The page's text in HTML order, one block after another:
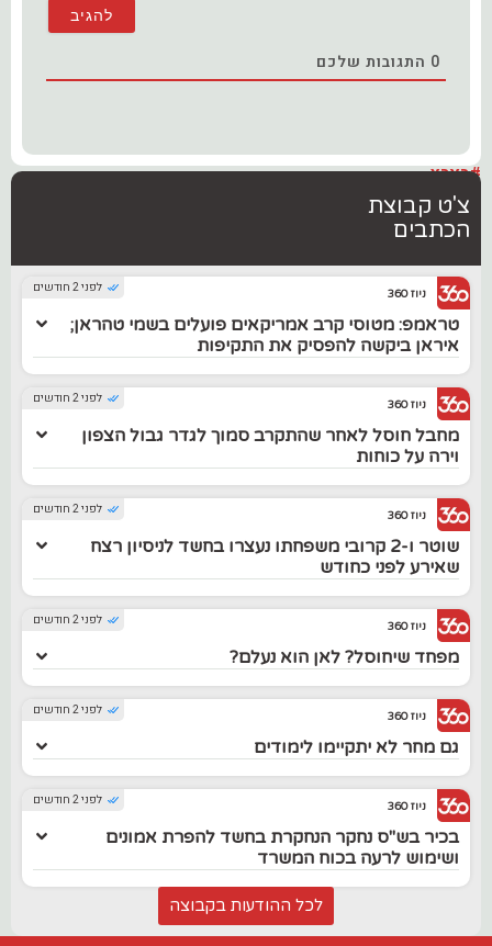
0 התגובות שלכם
#בארץ
צ'ט קבוצת
הכתבים
לפני 2 חודשים ניוז 360
טראמפ: מטוסי קרב אמריקאים פועלים בשמי טהראן;
איראן ביקשה להפסיק את התקיפות
לפני 2 חודשים ניוז 360
מחבל חוסל לאחר שהתקרב סמוך לגדר גבול הצפון
וירה על כוחות
לפני 2 חודשים ניוז 360
שוטר ו-2 קרובי משפחתו נעצרו בחשד לניסיון רצח
שאירע לפני כחודש
לפני 2 חודשים ניוז 360
מפחד שיחוסל? לאן הוא נעלם?
לפני 2 חודשים ניוז 360
גם מחר לא יתקיימו לימודים
לפני 2 חודשים ניוז 360
בכיר בש"ס נחקר הנחקרת בחשד להפרת אמונים
ושימוש לרעה בכוח המשרד
לכל ההודעות בקבוצה